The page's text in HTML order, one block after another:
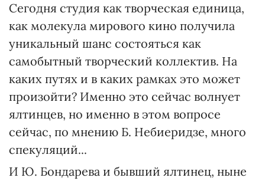
Сегодня студия как творческая единица,
как молекула мирового кино получила
уникальный шанс состояться как
самобытный творческий коллектив. На
каких путях и в каких рамках это может
произойти? Именно это сейчас волнует
ялтинцев, но именно в этом вопросе
сейчас, по мнению Б. Небиеридзе, много
спекуляций...
И Ю. Бондарева и бывший ялтинец, ныне